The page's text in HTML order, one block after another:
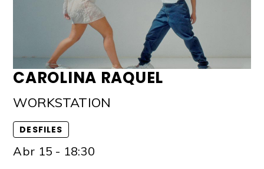
CAROLINA RAQUEL
WORKSTATION
DESFILES
Abr 15 - 18:30